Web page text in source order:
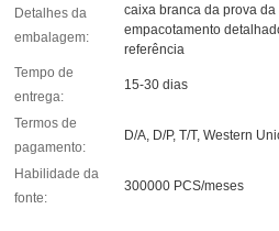
Detalhes da
embalagem:
caixa branca da prova
empacotamento
referência
Tempo de
entrega:
15-30 dias
Termos de
pagamento:
D/A, D/P, T/T, Western
Habilidade da
fonte:
300000 PCS/meses